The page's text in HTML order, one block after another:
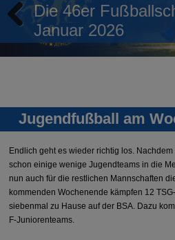
Die 46er
Januar 2026
Previous
Jugendfußball am
Endlich geht es wieder richtig los.
schon einige wenige Jugendteams in die
nun auch für die restlichen Mannschaften
kommenden Wochenende kämpfen 12
siebenmal zu Hause auf der BSA. Dazu
F-Juniorenteams.